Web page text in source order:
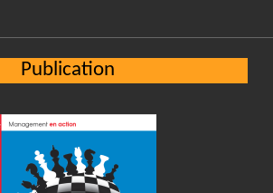
Publication